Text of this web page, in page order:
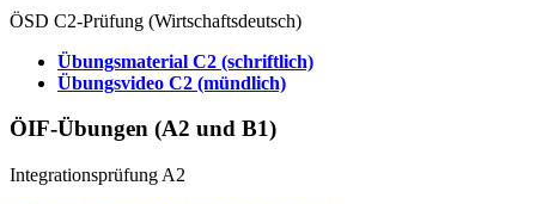
ÖSD C2-Prüfung (Wirtschaftsdeutsch)
Übungsmaterial C2 (schriftlich)
Übungsvideo C2 (mündlich)
ÖIF-Übungen (A2 und B1)
Integrationsprüfung A2